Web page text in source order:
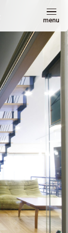
menu